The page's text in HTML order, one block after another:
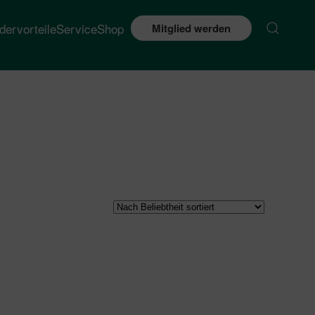
ServiceShop Mitglied werden